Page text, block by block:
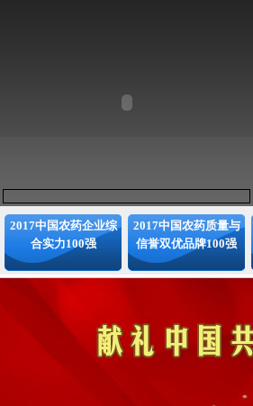
2017中国农药企业综
合实力100强
2017中国农药质量与
信誉双优品牌100强